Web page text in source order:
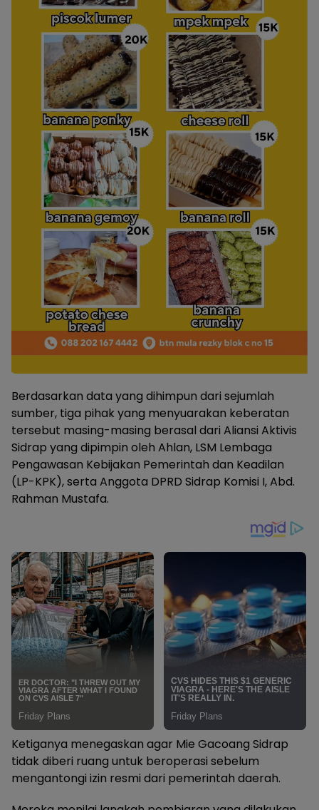
Berdasarkan data yang dihimpun dari sejumlah
sumber, tiga pihak yang menyuarakan keberatan
tersebut masing-masing berasal dari Aliansi Aktivis
Sidrap yang dipimpin oleh Ahlan, LSM Lembaga
Pengawasan Kebijakan Pemerintah dan Keadilan
(LP-KPK), serta Anggota DPRD Sidrap Komisi I, Abd.
Rahman Mustafa.
Ketiganya menegaskan agar Mie Gacoang Sidrap
tidak diberi ruang untuk beroperasi sebelum
mengantongi izin resmi dari pemerintah daerah.